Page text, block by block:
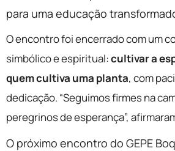
para uma educação
O encontro foi encerrado com um
simbólico eespiritual:cultivar a
quem cultiva uma planta, com
dedicação. “Seguimos firmes na
peregrinos de esperança”,
O próximo encontro do GEPE